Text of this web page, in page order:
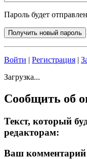
Пароль будет
Войти | Регистрация |
Загрузка...
Сообщить об
Текст, который
редакторам:
Ваш комментарий